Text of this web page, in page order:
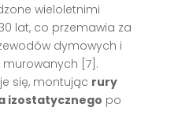
wieloletnimi
lat, co przemawia za
dymowych i
[7].
się, montując rury
izostatycznego po